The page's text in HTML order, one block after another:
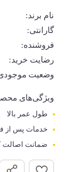
نام برند:
گارانتی:
فروشنده:
رضایت خرید:
وضعیت
ویژگی‌های
طول عمر بالا
خدمات پس از
ضمانت اصالت